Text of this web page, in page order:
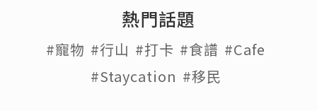
熱門話題
#寵物 #行山 #打卡 #食譜 #Cafe
#Staycation #移民